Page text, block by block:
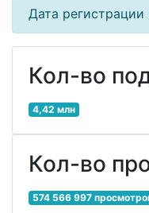
Дата регистрации
Кол-во
4,42 млн
Кол-во
574 566 997